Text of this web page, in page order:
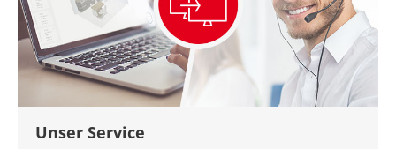
Unser Service